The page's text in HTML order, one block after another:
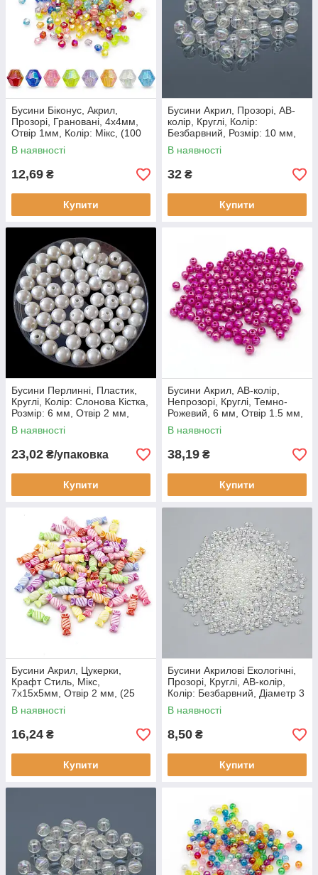
Бусини Біконус, Акрил,
Прозорі, Грановані, 4x4мм,
Отвір 1мм, Колір: Мікс, (100
шт.)
В наявності
12,69 ₴
Купити
Бусини Акрил, Прозорі, АВ-
колір, Круглі, Колір:
Безбарвний, Розмір: 10 мм,
Отвір 1.5 мм, (25 шт.)
В наявності
32 ₴
Купити
Бусини Перлинні, Пластик,
Круглі, Колір: Слонова Кістка,
Розмір: 6 мм, Отвір 2 мм,
(100 шт.)
В наявності
23,02 ₴/упаковка
Купити
Бусини Акрил, АВ-колір,
Непрозорі, Круглі, Темно-
Рожевий, 6 мм, Отвір 1.5 мм,
(100 шт.)
В наявності
38,19 ₴
Купити
Бусини Акрил, Цукерки,
Крафт Стиль, Мікс,
7x15x5мм, Отвір 2 мм, (25
шт.)
В наявності
16,24 ₴
Купити
Бусини Акрилові Екологічні,
Прозорі, Круглі, АВ-колір,
Колір: Безбарвний, Діаметр 3
мм, Отвір 1.5 мм, (100 шт.)
В наявності
8,50 ₴
Купити